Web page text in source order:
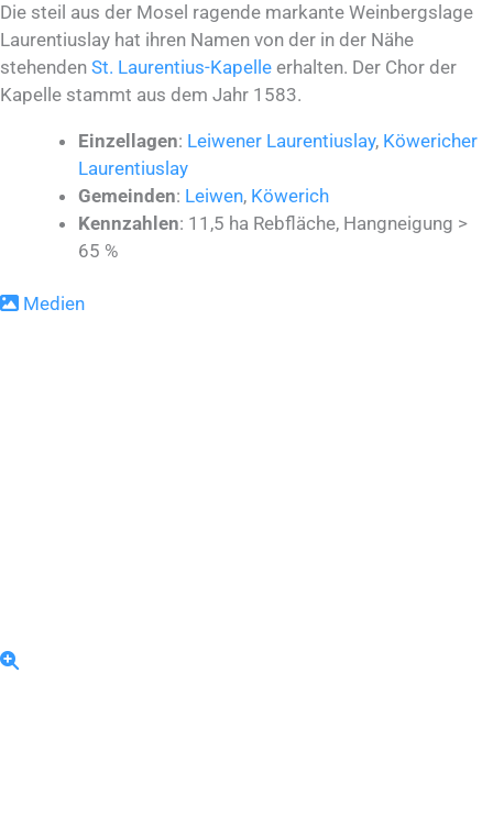
Die steil aus der Mosel ragende markante Weinbergslage
Laurentiuslay hat ihren Namen von der in der Nähe
stehenden St. Laurentius-Kapelle erhalten. Der Chor der
Kapelle stammt aus dem Jahr 1583.
Einzellagen: Leiwener Laurentiuslay, Köwericher
Laurentiuslay
Gemeinden: Leiwen, Köwerich
Kennzahlen: 11,5 ha Rebfläche, Hangneigung >
65 %
Medien